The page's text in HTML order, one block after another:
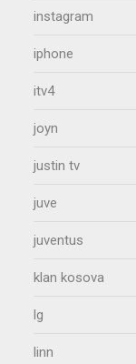
instagram
iphone
itv4
joyn
justin tv
juve
juventus
klan kosova
lg
linn